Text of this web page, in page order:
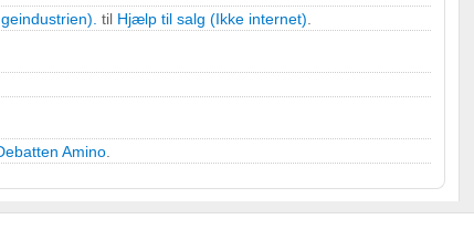
til Hjælp til salg (Ikke internet)
Amino
fra forskellige